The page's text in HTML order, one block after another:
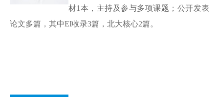
材1 本，主持及参与多项课题；公开发表
论文多篇，其中EI收录3篇，北大核心2篇。